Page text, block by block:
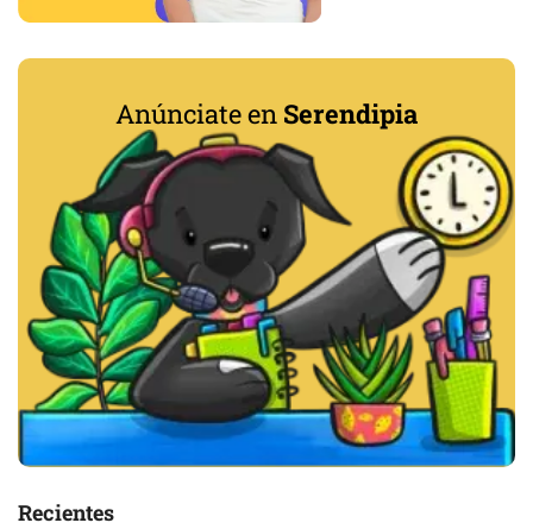
Anúnciate en Serendipia
Recientes